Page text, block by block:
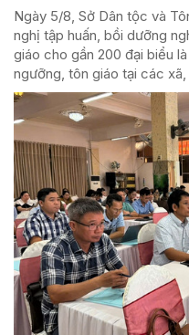
Ngày 5/8, Sở Dân tộc và
nghị tập huấn, bồi dưỡng
giáo cho gần 200 đại biểu
ngưỡng, tôn giáo tại các